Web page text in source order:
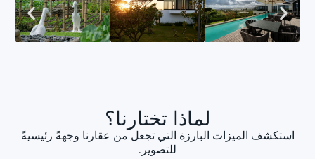
لماذا تختارنا؟
استكشف الميزات البارزة التي تجعل من عقارنا وجهةً رئيسيةً
للتصوير.